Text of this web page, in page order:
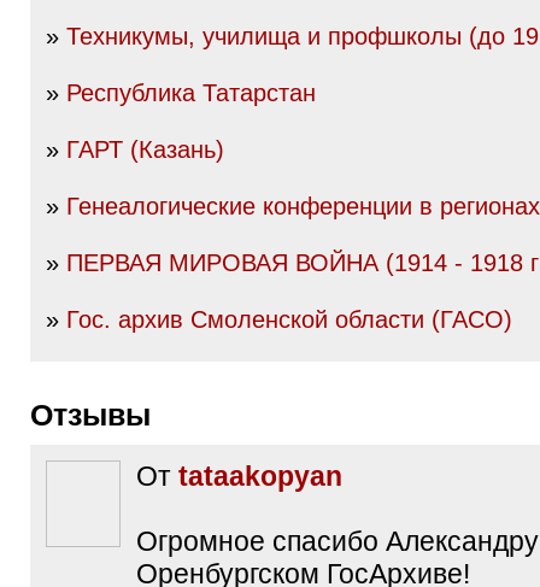
» Техникумы, училища и профшколы (до
» Республика Татарстан
» ГАРТ (Казань)
» Генеалогические конференции в регионах
» ПЕРВАЯ МИРОВАЯ ВОЙНА (1914 - 1918
» Гос. архив Смоленской области (ГАСО)
Отзывы
От tataakopyan
Огромное спасибо
Оренбургском ГосАрхиве!